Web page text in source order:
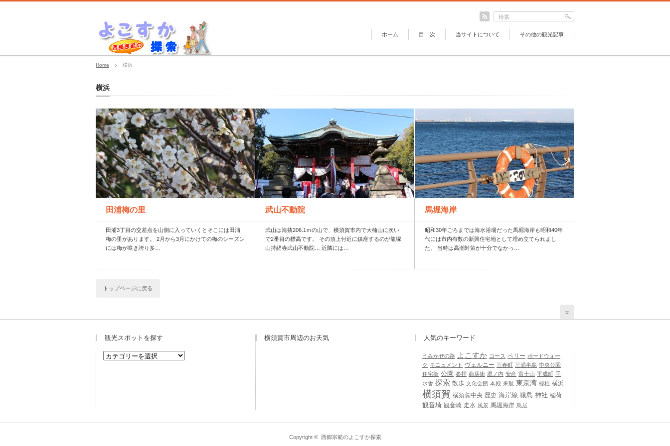
ホーム 目 次 当サイトについて その他の観光記事
Home 横浜
横浜
田浦梅の里
田浦3丁目の交差点を山側に入っていくとそこには田浦
梅の里があります。 2月から3月にかけての梅のシーズン
には梅が咲き誇り多…
武山不動院
武山は海抜206.1ｍの山で、横須賀市内で大楠山に次い
で2番目の標高です。 その頂上付近に鎮座するのが龍塚
山持経寺武山不動院… 近隣には…
馬堀海岸
昭和30年ごろまでは海水浴場だった馬堀海岸も昭和40年
代には市内有数の新興住宅地として埋め立てられまし
た。 当時は高潮対策が十分でなかっ…
トップページに戻る
観光スポットを探す 横須賀市周辺のお天気 人気のキーワード
うみかぜの路 よこすか コース ペリー ボードウォー
ク モニュメント ヴェルニー 三春町 三浦半島 中央公園
住宅街 公園 参拝 商店街 堀ノ内 安産 富士山 平成町 手
水舎 探索 散歩 文化会館 本殿 来航 東京湾 標柱 横浜
横須賀 横須賀中央 歴史 海岸線 猿島 神社 稲荷
観音埼 観音崎 走水 風景 馬堀海岸 鳥居
Copyright © 西郷宗範のよこすか探索